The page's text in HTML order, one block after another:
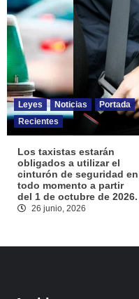
Leyes Noticias
Portada
Recientes
Los taxistas estarán
obligados a utilizar el
cinturón de seguridad en
todo momento a partir
del 1 de octubre de 2026.
26 junio, 2026